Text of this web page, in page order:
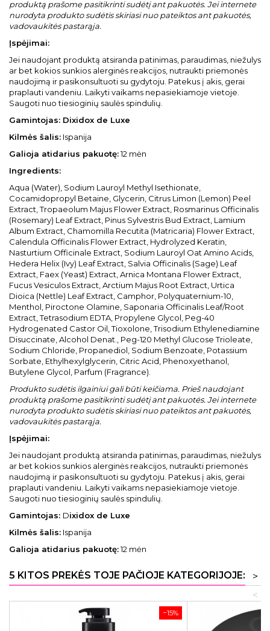
produktą prašome pasitikrinti sudėtį ant pakuotės. Jei internete
nurodyta produkto sudėtis skiriasi nuo pateiktos ant pakuotės,
vadovaukitės pastarąja.
Įspėjimai:
Jei naudojant produktą atsiranda patinimas, paraudimas, niežulys
ar bet kokios sunkios alerginės reakcijos, nutraukti priemonės
naudojimą ir pasikonsultuoti su gydytoju. Patekus į akis, gerai
praplauti vandeniu. Laikyti vaikams nepasiekiamoje vietoje.
Saugoti nuo tiesioginių saulės spindulių.
Gamintojas: Dixidox de Luxe
Kilmės šalis: Ispanija
Galioja atidarius pakuotę:12 mėn
Ingredients:
Aqua (Water), Sodium Lauroyl Methyl Isethionate,
Cocamidopropyl Betaine, Glycerin, Citrus Limon (Lemon) Peel
Extract, Tropaeolum Majus Flower Extract, Rosmarinus Officinalis
(Rosemary) Leaf Extract, Pinus Sylvestris Bud Extract, Lamium
Album Extract, Chamomilla Recutita (Matricaria) Flower Extract,
Calendula Officinalis Flower Extract, Hydrolyzed Keratin,
Nasturtium Officinale Extract, Sodium Lauroyl Oat Amino Acids,
Hedera Helix (Ivy) Leaf Extract, Salvia Officinalis (Sage) Leaf
Extract, Faex (Yeast) Extract, Arnica Montana Flower Extract,
Fucus Vesiculos Extract, Arctium Majus Root Extract, Urtica
Dioica (Nettle) Leaf Extract, Camphor, Polyquaternium-10,
Menthol, Piroctone Olamine, Saponaria Officinalis Leaf/Root
Extract, Tetrasodium EDTA, Propylene Glycol, Peg-40
Hydrogenated Castor Oil, Tioxolone, Trisodium Ethylenediamine
Disuccinate, Alcohol Denat., Peg-120 Methyl Glucose Trioleate,
Sodium Chloride, Propanediol, Sodium Benzoate, Potassium
Sorbate, Ethylhexylglycerin, Citric Acid, Phenoxyethanol,
Butylene Glycol, Parfum (Fragrance).
Produkto sudėtis ilgainiui gali būti keičiama. Prieš naudojant
produktą prašome pasitikrinti sudėtį ant pakuotės. Jei internete
nurodyta produkto sudėtis skiriasi nuo pateiktos ant pakuotės,
vadovaukitės pastarąja.
Įspėjimai:
Jei naudojant produktą atsiranda patinimas, paraudimas, niežulys
ar bet kokios sunkios alerginės reakcijos, nutraukti priemonės
naudojimą ir pasikonsultuoti su gydytoju. Patekus į akis, gerai
praplauti vandeniu. Laikyti vaikams nepasiekiamoje vietoje.
Saugoti nuo tiesioginių saulės spindulių.
Gamintojas: Dixidox de Luxe
Kilmės šalis: Ispanija
Galioja atidarius pakuotę:12 mėn
5 KITOS PREKĖS TOJE PAČIOJE KATEGORIJOJE:
>
<
−15%